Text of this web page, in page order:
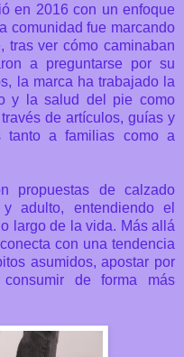
en 2016 con un enfoque
comunidad fue marcando
tras ver cómo caminaban
a preguntarse por su
la marca ha trabajado la
y la salud del pie como
de artículos, guías y
tanto a familias como a
propuestas de calzado
adulto, entendiendo el
largo de la vida. Más allá
con una tendencia
asumidos, apostar por
de forma más